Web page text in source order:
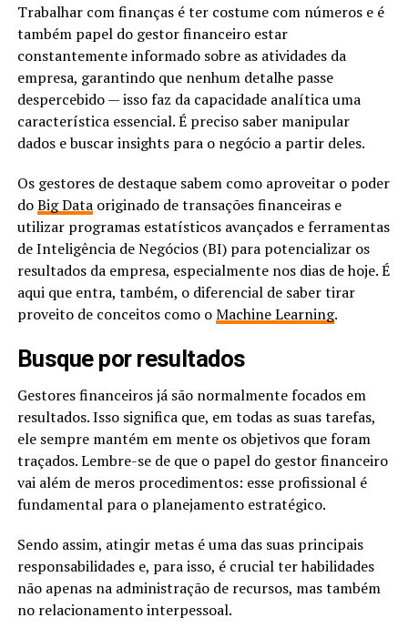
Trabalhar com finanças é ter costume com números e é
também papel do gestor financeiro estar
constantemente informado sobre as atividades da
empresa, garantindo que nenhum detalhe passe
despercebido — isso faz da capacidade analítica uma
característica essencial. É preciso saber manipular
dados e buscar insights para o negócio a partir deles.
Os gestores de destaque sabem como aproveitar o poder
doBig Dataoriginado de transações financeiras e
utilizar programas estatísticos avançados e ferramentas
de Inteligência de Negócios (BI) para potencializar os
resultados da empresa, especialmente nos dias de hoje. É
aqui que entra, também, o diferencial de saber tirar
proveito de conceitos como oMachine Learning.
Busque por resultados
Gestores financeiros já são normalmente focados em
resultados. Isso significa que, em todas as suas tarefas,
ele sempre mantém em mente os objetivos que foram
traçados. Lembre-se de que o papel do gestor financeiro
vai além de meros procedimentos: esse profissional é
fundamental para o planejamento estratégico.
Sendo assim, atingir metas é uma das suas principais
responsabilidades e, para isso, é crucial ter habilidades
não apenas na administração de recursos, mas também
no relacionamento interpessoal.